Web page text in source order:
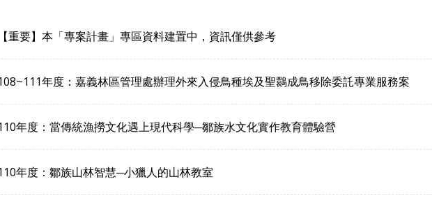
【重要】本「專案計畫」專區資料建置中，資訊僅供參考
年度：嘉義林區管理處辦理外來入侵鳥種埃及聖䴉成鳥移除委託專業服務案
年度：當傳統漁撈文化遇上現代科學─鄒族水文化實作教育體驗營
年度：鄒族山林智慧─小獵人的山林教室